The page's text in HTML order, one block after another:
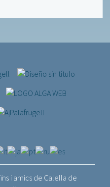
i amics de Calella de